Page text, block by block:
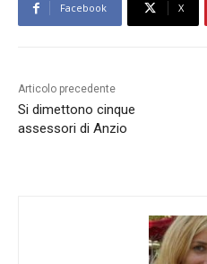
Facebook X
Articolo precedente
Si dimettono cinque
assessori di Anzio